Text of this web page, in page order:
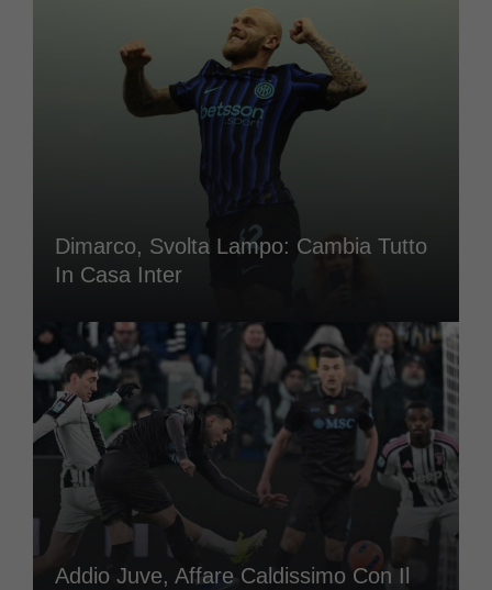
Dimarco, Svolta Lampo: Cambia Tutto
In Casa Inter
Addio Juve, Affare Caldissimo Con Il